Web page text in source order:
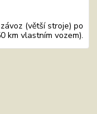
(větší stroje) po
km vlastním vozem).